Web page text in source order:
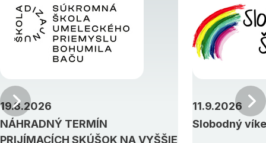
NÁHRADNÝ TERMÍN
PRIJÍMACÍCH SKÚŠOK NA VYŠŠIE
19.8.2026
Slobodný
11.9.2026
Predchádzajúci